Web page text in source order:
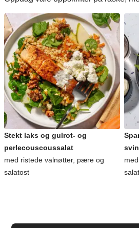
Stekt laks og gulrot- og
perlecouscoussalat
med ristede valnøtter, pære og
salatost
svin
salat